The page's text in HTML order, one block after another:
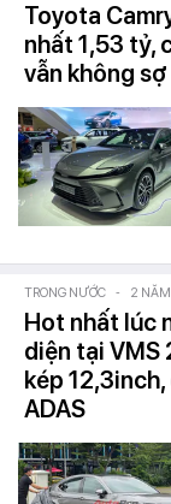
Toyota
nhất 1,53 tỷ,
vẫn không
TRONG NƯỚC - 2
Hot nhất lúc
diện tại VMS
kép
ADAS